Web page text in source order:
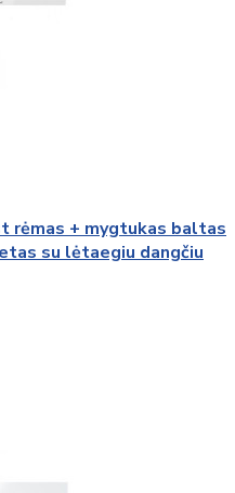
rėmas + mygtukas baltas
su lėtaegiu dangčiu